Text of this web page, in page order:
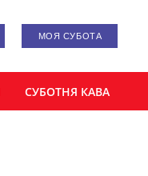
МОЯ СУБОТА
СУБОТНЯ КАВА